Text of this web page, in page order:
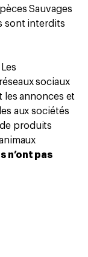
Sauvages
sont interdits
Les
sociaux
les annonces et
aux sociétés
produits
n’ont pas